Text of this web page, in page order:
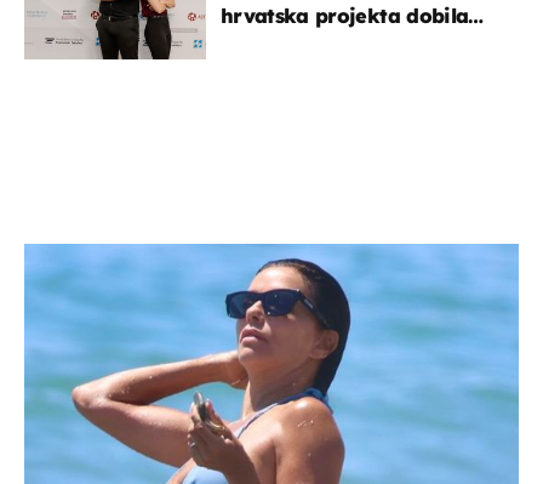
hrvatska projekta dobila